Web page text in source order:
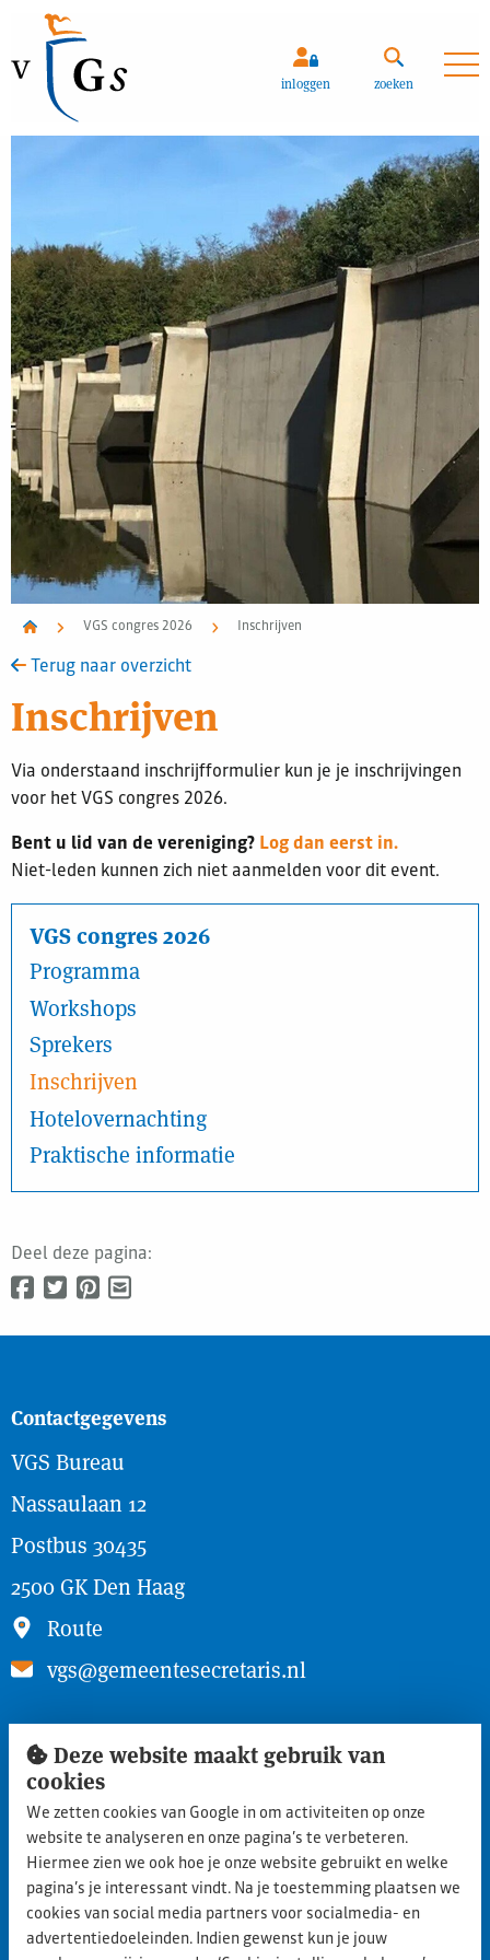
inloggen zoekenZoeken
VGS congres 2026 Inschrijven
Terug naar overzicht
Inschrijven
Via onderstaand inschrijfformulier kun je je inschrijvingen
voor het VGS congres 2026.
Bent u lid van de vereniging?Log dan eerst in.
Niet-leden kunnen zich niet aanmelden voor dit event.
VGS congres 2026
Programma
Workshops
Sprekers
Inschrijven
Hotelovernachting
Praktische informatie
Deel deze pagina:
Contactgegevens
VGS Bureau
Nassaulaan 12
Postbus 30435
2500 GK Den Haag
Route
vgs@gemeentesecretaris.nl
Snel naar
Inloggen ledengedeelte
Lid worden
Aanmelden nieuwe leden
Privacy statement
Cookie policy
Deze website maakt gebruik van
cookies
We zetten cookies van Google in om activiteiten op onze
website te analyseren en onze pagina’s te verbeteren.
Hiermee zien we ook hoe je onze website gebruikt en welke
pagina’s je interessant vindt. Na je toestemming plaatsen we
cookies van social media partners voor socialmedia- en
advertentiedoeleinden. Indien gewenst kun je jouw